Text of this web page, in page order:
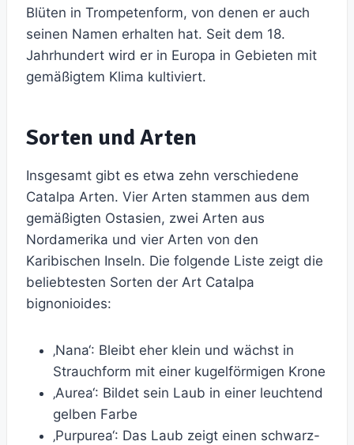
Blüten in Trompetenform, von denen er auch
seinen Namen erhalten hat. Seit dem 18.
Jahrhundert wird er in Europa in Gebieten mit
gemäßigtem Klima kultiviert.
Sorten und Arten
Insgesamt gibt es etwa zehn verschiedene
Catalpa Arten. Vier Arten stammen aus dem
gemäßigten Ostasien, zwei Arten aus
Nordamerika und vier Arten von den
Karibischen Inseln. Die folgende Liste zeigt die
beliebtesten Sorten der Art Catalpa
bignonioides:
‚Nana‘: Bleibt eher klein und wächst in
Strauchform mit einer kugelförmigen Krone
‚Aurea‘: Bildet sein Laub in einer leuchtend
gelben Farbe
‚Purpurea‘: Das Laub zeigt einen schwarz-